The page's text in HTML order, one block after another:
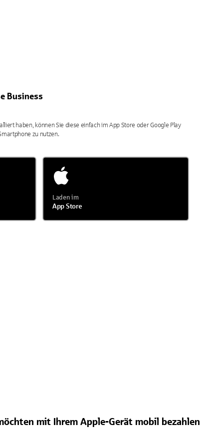
Business
haben, können Sie diese einfach im App Store oder Google Play
zu nutzen.
Laden im
App Store
mit Ihrem Apple-Gerät mobil bezahlen